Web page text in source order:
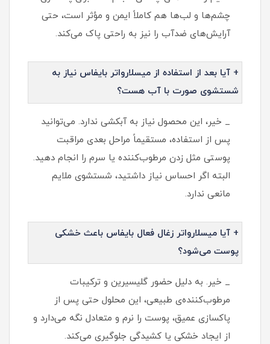
چشم‌ها و لب‌ها هم کاملاً ایمن و مؤثر است، حتی
آرایش‌های ضدآب را نیز به راحتی پاک می‌کند.
+ آیا بعد از استفاده از میسلارواتر بایفاس نیاز به
شستشوی صورت با آب هست؟
_ خیر، این محصول نیاز به آبکشی ندارد. می‌توانید
پس از استفاده، مستقیماً مراحل بعدی مراقبت
پوستی مثل زدن مرطوب‌کننده یا سرم را انجام دهید.
البته اگر احساس نیاز داشتید، شستشوی ملایم
مانعی ندارد.
+ آیا میسلارواتر زغال فعال بایفاس باعث خشکی
پوست می‌شود؟
_ خیر. به دلیل حضور گلیسیرین و ترکیبات
مرطوب‌کننده‌ی طبیعی، این محلول حتی پس از
پاکسازی عمیق، پوست را نرم و متعادل نگه می‌دارد و
از ایجاد خشکی یا کشیدگی جلوگیری می‌کند.